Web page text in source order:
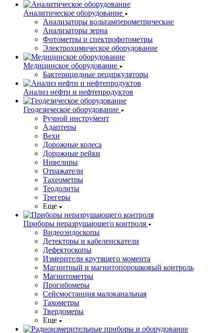
Аналитическое оборудование
Анализаторы вольтамперометрические
Анализаторы зерна
Фотометры и спектрофотометры
Электрохимическое оборудование
Медицинское оборудование
Бактерицидные рециркуляторы
Анализ нефти и нефтепродуктов
Геодезическое оборудование
Ручной инструмент
Адаптеры
Вехи
Дорожные колеса
Дорожные рейки
Нивелиры
Отражатели
Тахеометры
Теодолиты
Трегеры
Еще
Приборы неразрушающего контроля
Видеоэндоскопы
Детекторы и кабелеискатели
Дефектоскопы
Измерители крутящего момента
Магнитный и магнитопорошковый контроль
Магнитометры
Прогибомеры
Сейсмостанция малоканальная
Тахометры
Твердомеры
Еще